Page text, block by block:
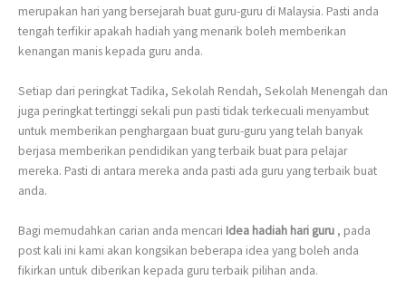
merupakan hari yang bersejarah buat guru-guru di Malaysia. Pasti anda
tengah terfikir apakah hadiah yang menarik boleh memberikan
kenangan manis kepada guru anda.
Setiap dari peringkat Tadika, Sekolah Rendah, Sekolah Menengah dan
juga peringkat tertinggi sekali pun pasti tidak terkecuali menyambut
untuk memberikan penghargaan buat guru-guru yang telah banyak
berjasa memberikan pendidikan yang terbaik buat para pelajar
mereka. Pasti di antara mereka anda pasti ada guru yang terbaik buat
anda.
Bagi memudahkan carian anda mencari Idea hadiah hari guru , pada
post kali ini kami akan kongsikan beberapa idea yang boleh anda
fikirkan untuk diberikan kepada guru terbaik pilihan anda.